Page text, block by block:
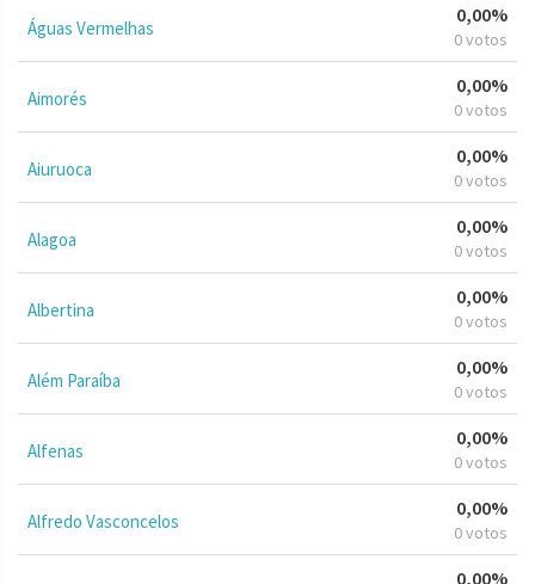
Águas Vermelhas
0,00%
0 votos
Aimorés
0,00%
0 votos
Aiuruoca
0,00%
0 votos
Alagoa
0,00%
0 votos
Albertina
0,00%
0 votos
Além Paraíba
0,00%
0 votos
Alfenas
0,00%
0 votos
Alfredo Vasconcelos
0,00%
0 votos
0,00%